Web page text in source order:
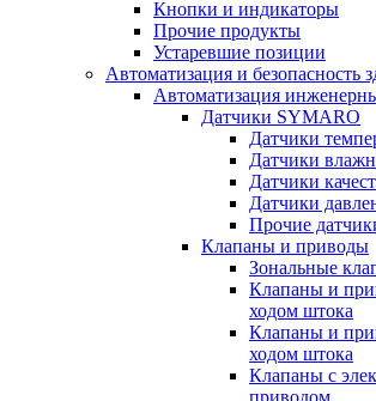
Кнопки и индикаторы
Прочие продукты
Устаревшие позиции
Автоматизация и безопасность
Автоматизация
Датчики SYMARO
Датчики
Датчики
Датчики
Датчики
Прочие
Клапаны и приводы
Зональные
Клапаны и
ходом штока
Клапаны и
ходом штока
Клапаны с
приводом